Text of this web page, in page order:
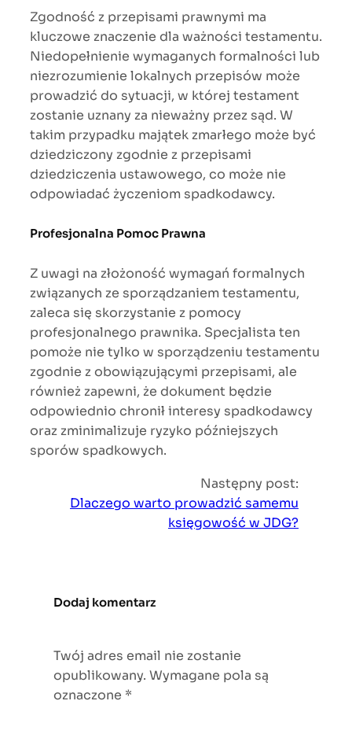
Zgodność z przepisami prawnymi ma
kluczowe znaczenie dla ważności testamentu.
Niedopełnienie wymaganych formalności lub
niezrozumienie lokalnych przepisów może
prowadzić do sytuacji, w której testament
zostanie uznany za nieważny przez sąd. W
takim przypadku majątek zmarłego może być
dziedziczony zgodnie z przepisami
dziedziczenia ustawowego, co może nie
odpowiadać życzeniom spadkodawcy.
Profesjonalna Pomoc Prawna
Z uwagi na złożoność wymagań formalnych
związanych ze sporządzaniem testamentu,
zaleca się skorzystanie z pomocy
profesjonalnego prawnika. Specjalista ten
pomoże nie tylko w sporządzeniu testamentu
zgodnie z obowiązującymi przepisami, ale
również zapewni, że dokument będzie
odpowiednio chronił interesy spadkodawcy
oraz zminimalizuje ryzyko późniejszych
sporów spadkowych.
Następny post:
Dlaczego warto prowadzić samemu
księgowość w JDG?
Dodaj komentarz
Twój adres email nie zostanie
opublikowany. Wymagane pola są
oznaczone *